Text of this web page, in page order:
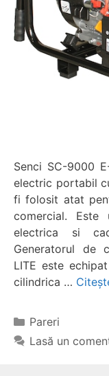
Senci SC-9000
electric portabil
fi folosit atat
comercial.
electrica si
Generatorul de
LITE este
cilindrica …
Categorii
Pareri
Lasă un